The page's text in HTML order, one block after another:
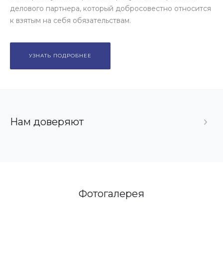
делового партнера, который добросовестно относится
к взятым на себя обязательствам.
УЗНАТЬ ПОДРОБНЕЕ
Нам доверяют
Фотогалерея